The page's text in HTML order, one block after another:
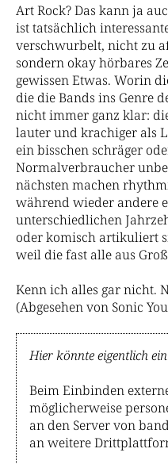
Art Rock? Das kann ja
ist tatsächlich
verschwurbelt, nicht zu
sondern okay hörbares
gewissen Etwas. Worin
die die Bands ins Genre
nicht immer ganz klar:
lauter und krachiger als
ein bisschen schräger
Normalverbraucher
nächsten machen
während wieder andere
unterschiedlichen
oder komisch artikuliert
weil die fast alle aus
Kenn ich alles gar nicht.
(Abgesehen von Sonic
Hier könnte eigentlich
Beim Einbinden
möglicherweise
an den Server von
an weitere